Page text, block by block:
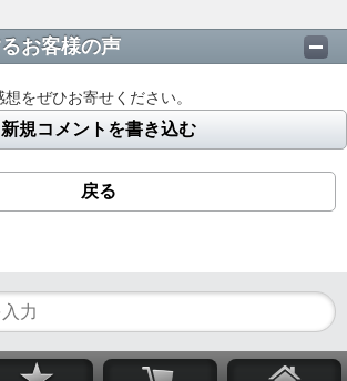
お客様の声
をぜひお寄せください。
新規コメントを書き込む
戻る